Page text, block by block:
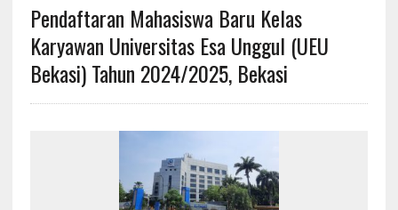
Pendaftaran Mahasiswa Baru Kelas
Karyawan Universitas Esa Unggul (UEU
Bekasi) Tahun 2024/2025, Bekasi